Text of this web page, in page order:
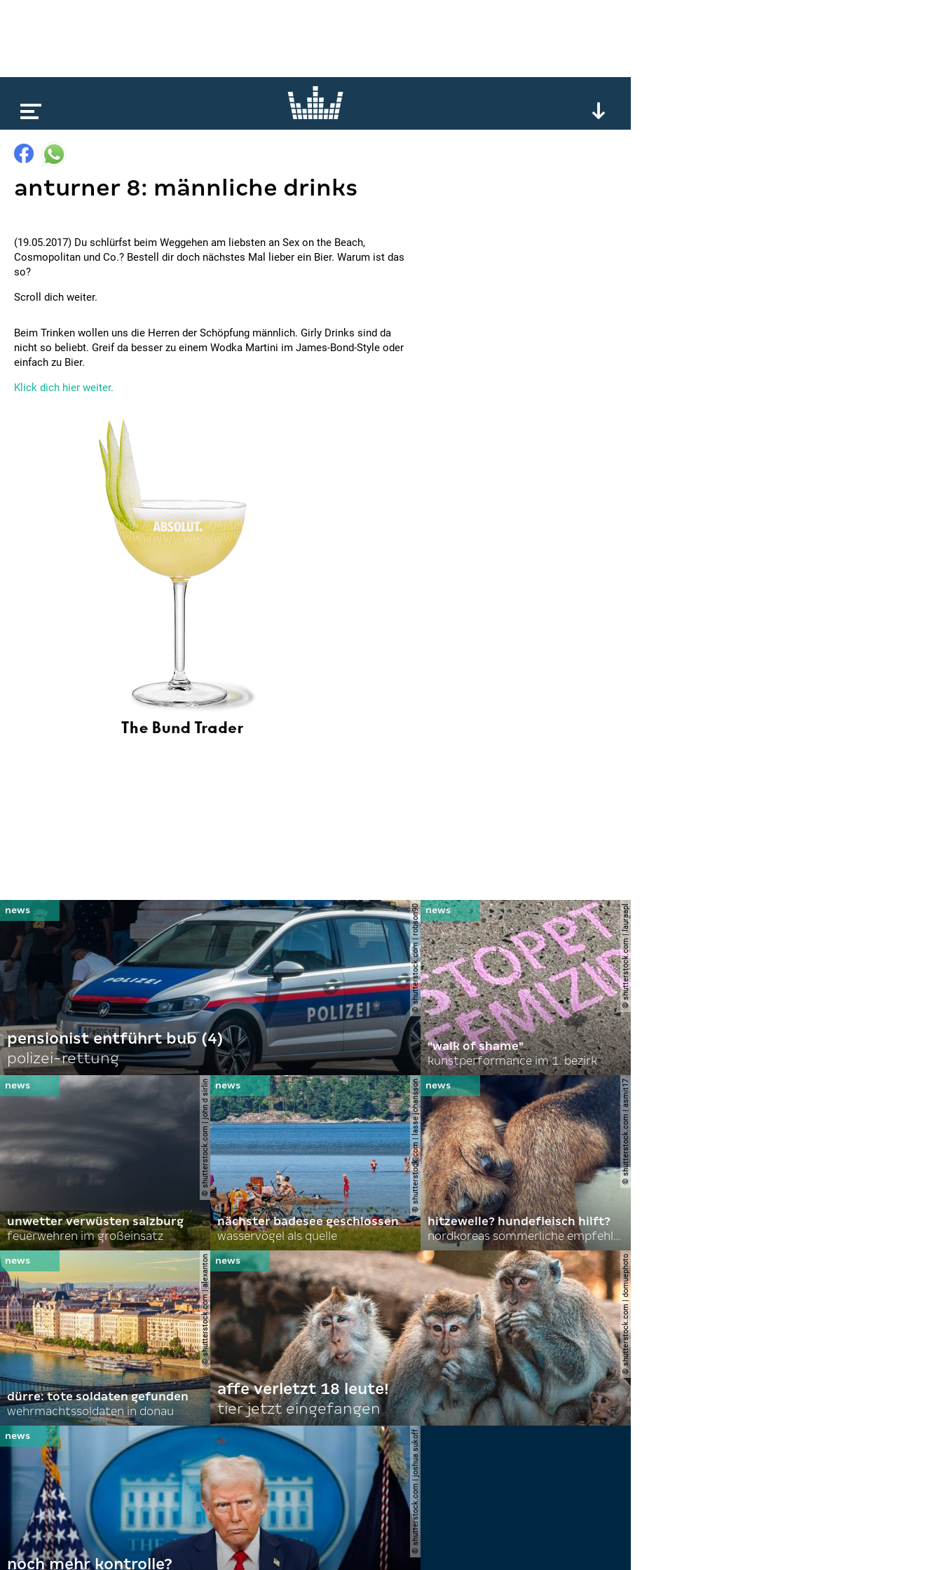
anturner 8: männliche drinks
(19.05.2017) Du schlürfst beim Weggehen am liebsten an Sex on the Beach,
Cosmopolitan und Co.? Bestell dir doch nächstes Mal lieber ein Bier. Warum ist das
so?
Scroll dich weiter.
Beim Trinken wollen uns die Herren der Schöpfung männlich. Girly Drinks sind da
nicht so beliebt. Greif da besser zu einem Wodka Martini im James-Bond-Style oder
einfach zu Bier.
Klick dich hier weiter.
© shutterstock.com | robson90
pensionist entführt bub (4)
polizei-rettung
© shutterstock.com | lauraapl
"walk of shame"
kunstperformance im 1. bezirk
© shutterstock.com | john d sirlin
unwetter verwüsten salzburg
feuerwehren im großeinsatz
© shutterstock.com | lasse johansson
nächster badesee geschlossen
wasservögel als quelle
© shutterstock.com | asmit17
hitzewelle? hundefleisch hilft?
nordkoreas sommerliche empfehlungen
© shutterstock.com | alexanton
dürre: tote soldaten gefunden
wehrmachtssoldaten in donau
© shutterstock.com | domuephoto
affe verletzt 18 leute!
tier jetzt eingefangen
© shutterstock.com | joshua sukoff
noch mehr kontrolle?